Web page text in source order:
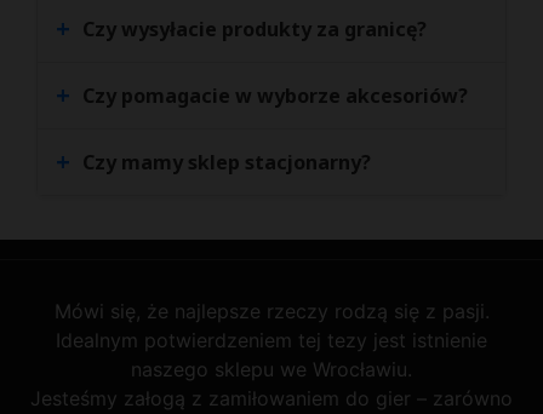
+ Czy wysyłacie produkty za granicę?
+ Czy pomagacie w wyborze akcesoriów?
+ Czy mamy sklep stacjonarny?
Mówi się, że najlepsze rzeczy rodzą się z pasji.
Idealnym potwierdzeniem tej tezy jest istnienie
naszego sklepu we Wrocławiu.
Jesteśmy załogą z zamiłowaniem do gier – zarówno